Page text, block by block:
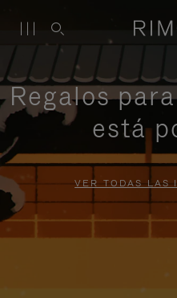
Regalos
está
VER TODAS LAS